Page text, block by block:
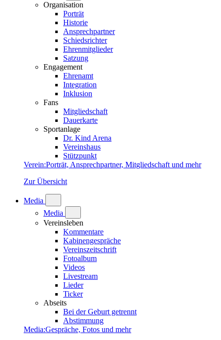
Organisation
Porträt
Historie
Ansprechpartner
Schiedsrichter
Ehrenmitglieder
Satzung
Engagement
Ehrenamt
Integration
Inklusion
Fans
Mitgliedschaft
Dauerkarte
Sportanlage
Dr. Kind Arena
Vereinshaus
Stützpunkt
Verein:Porträt, Ansprechpartner, Mitgliedschaft und mehr
Zur Übersicht
Media
Media
Vereinsleben
Kommentare
Kabinengespräche
Vereinszeitschrift
Fotoalbum
Videos
Livestream
Lieder
Ticker
Abseits
Bei der Geburt getrennt
Abstimmung
Media:Gespräche, Fotos und mehr